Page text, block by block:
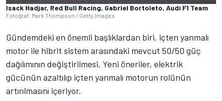
Isack Hadjar, Red Bull Racing, Gabriel Bortoleto, Audi F1 Team
Fotoğraf: Mark Thompson / Getty Images
Gündemdeki en önemli başlıklardan biri, içten yanmalı
motor ile hibrit sistem arasındaki mevcut 50/50 güç
dağılımının değiştirilmesi. Yeni öneriler, elektrik
gücünün azaltılıp içten yanmalı motorun rolünün
artırılmasını içeriyor.